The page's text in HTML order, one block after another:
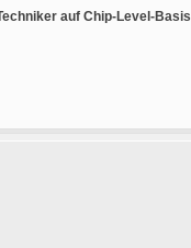
auf Chip-Level-Basis